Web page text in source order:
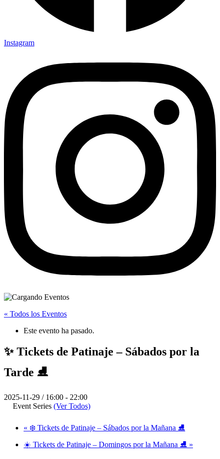
Instagram
« Todos los Eventos
Este evento ha pasado.
✨ Tickets de Patinaje – Sábados por la
Tarde ⛸️
2025-11-29 / 16:00 - 22:00
Event Series (Ver Todos)
« ❄️ Tickets de Patinaje – Sábados por la Mañana ⛸️
☀️ Tickets de Patinaje – Domingos por la Mañana ⛸️ »